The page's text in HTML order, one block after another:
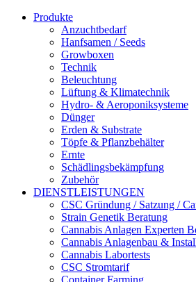
Produkte
Anzuchtbedarf
Hanfsamen / Seeds
Growboxen
Technik
Beleuchtung
Lüftung & Klimatechnik
Hydro- & Aeroponiksysteme
Dünger
Erden & Substrate
Töpfe & Pflanzbehälter
Ernte
Schädlingsbekämpfung
Zubehör
DIENSTLEISTUNGEN
CSC Gründung / Satzung /
Strain Genetik Beratung
Cannabis Anlagen Experten
Cannabis Anlagenbau &
Cannabis Labortests
CSC Stromtarif
Container Farming